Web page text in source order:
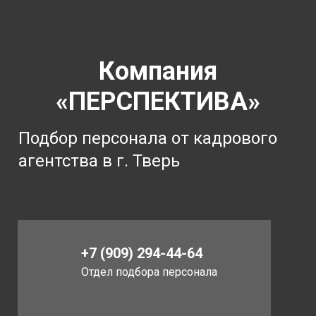
Отдел подбора персонала
+7 (909) 294-44-64
Подбор персонала от кадрового
агентства в г. Тверь
Компания
«ПЕРСПЕКТИВА»